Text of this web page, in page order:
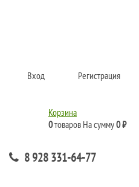
Вход Регистрация
Корзина
0товаров На сумму0 ₽
8 928 331-64-77